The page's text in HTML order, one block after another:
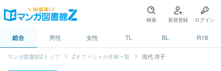
検索 新規登録 ログイン
総合 男性 女性 TL BL R18
マンガ図書館Zトップ Zオフィシャル作家一覧 現代 洋子